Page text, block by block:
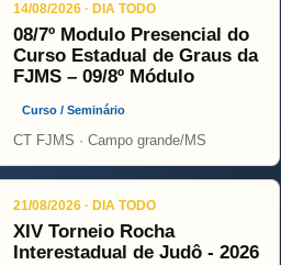
14/08/2026 · DIA TODO
08/7º Modulo Presencial do
Curso Estadual de Graus da
FJMS – 09/8º Módulo
Curso / Seminário
CT FJMS · Campo grande/MS
21/08/2026 · DIA TODO
XIV Torneio Rocha
Interestadual de Judô - 2026
ONÇA PINT PSOPJ